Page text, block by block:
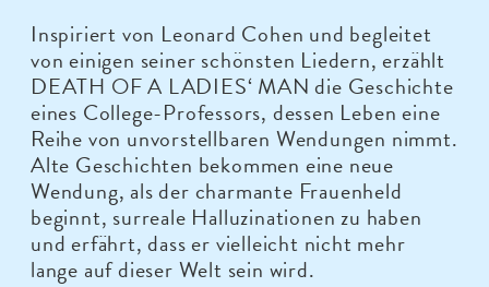
Inspiriert von Leonard Cohen und begleitet
von einigen seiner schönsten Liedern, erzählt
DEATH OF A LADIES‘ MAN die Geschichte
eines College-Professors, dessen Leben eine
Reihe von unvorstellbaren Wendungen nimmt.
Alte Geschichten bekommen eine neue
Wendung, als der charmante Frauenheld
beginnt, surreale Halluzinationen zu haben
und erfährt, dass er vielleicht nicht mehr
lange auf dieser Welt sein wird.